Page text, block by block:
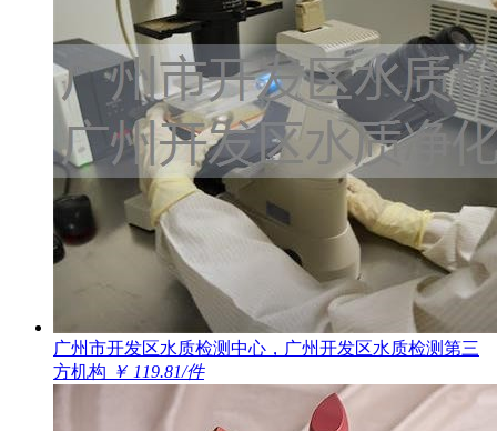
广州市开发区水质检测中心，广州开发区水质检测第三
方机构 ￥ 119.81/件